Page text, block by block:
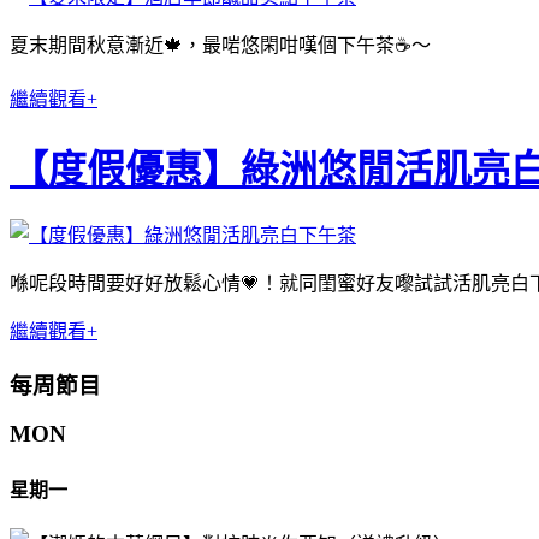
夏末期間秋意漸近🍁，最啱悠閑咁嘆個下午茶☕️〜
繼續觀看+
【度假優惠】綠洲悠閒活肌亮
喺呢段時間要好好放鬆心情💗！就同閨蜜好友嚟試試活肌亮白
繼續觀看+
每周節目
MON
星期一